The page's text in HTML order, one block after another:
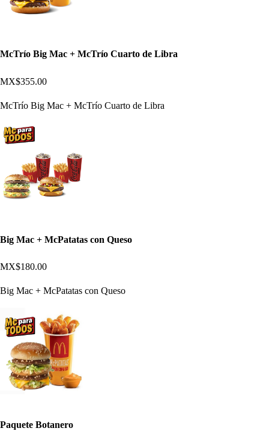
McTrío Big Mac + McTrío Cuarto de Libra
MX$355.00
McTrío Big Mac + McTrío Cuarto de Libra
Big Mac + McPatatas con Queso
MX$180.00
Big Mac + McPatatas con Queso
Paquete Botanero